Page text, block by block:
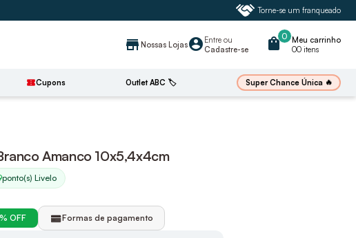
Torne-se um franqueado
store Nossas Lojasaccount_circle Entre ou
Cadastre-se
0
shopping_bag
Meu carrinho
00 itens
confirmation_numberCupons Outlet ABC 🏷️ Super Chance Única 🔥
Amanco 10x5,4x4cm
ponto(s) Livelo
OFF Formas de pagamento